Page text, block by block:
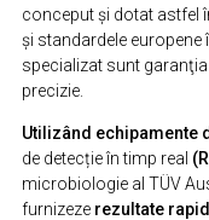
conceput şi dotat astfel
şi standardele europene
specializat sunt
precizie.
Utilizând echipamente
de detecție în timp real
microbiologie al TÜV
furnizeze rezultate